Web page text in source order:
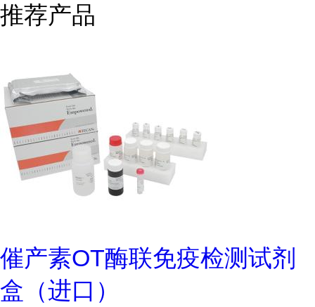
推荐产品
催产素OT酶联免疫检测试剂
盒（进口）